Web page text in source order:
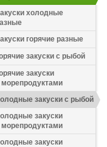
холодные
горячие разные
закуски с рыбой
закуски
морепродуктами
закуски с рыбой
закуски
морепродуктами
закуски